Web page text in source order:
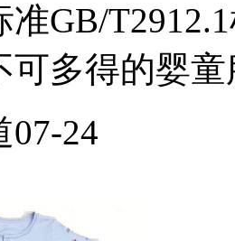
准GB/
可多得的婴
07-24